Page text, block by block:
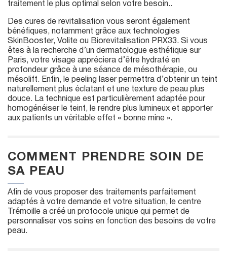
traitement le plus optimal selon votre besoin..
Des cures de revitalisation vous seront également
bénéfiques, notamment grâce aux technologies
SkinBooster, Volite ou Biorevitalisation PRX33. Si vous
êtes à la recherche d’un dermatologue esthétique sur
Paris, votre visage appréciera d’être hydraté en
profondeur grâce à une séance de mésothérapie, ou
mésolift. Enfin, le peeling laser permettra d’obtenir un teint
naturellement plus éclatant et une texture de peau plus
douce. La technique est particulièrement adaptée pour
homogénéiser le teint, le rendre plus lumineux et apporter
aux patients un véritable effet « bonne mine ».
COMMENT PRENDRE SOIN DE
SA PEAU
Afin de vous proposer des traitements parfaitement
adaptés à votre demande et votre situation, le centre
Trémoille a créé un protocole unique qui permet de
personnaliser vos soins en fonction des besoins de votre
peau.